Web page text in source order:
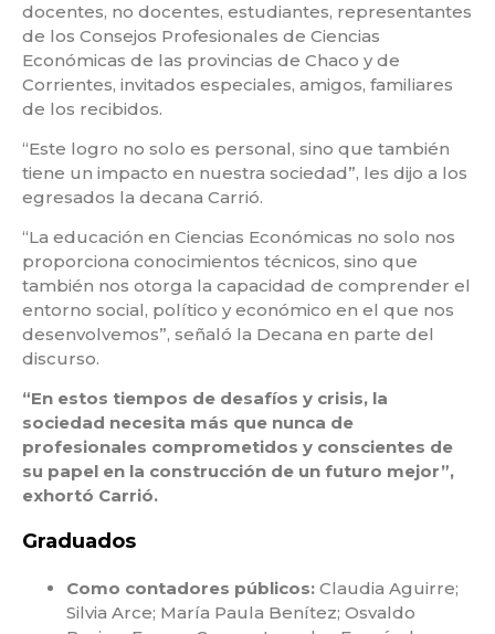
docentes, no docentes, estudiantes, representantes
de los Consejos Profesionales de Ciencias
Económicas de las provincias de Chaco y de
Corrientes, invitados especiales, amigos, familiares
de los recibidos.
“Este logro no solo es personal, sino que también
tiene un impacto en nuestra sociedad”, les dijo a los
egresados la decana Carrió.
“La educación en Ciencias Económicas no solo nos
proporciona conocimientos técnicos, sino que
también nos otorga la capacidad de comprender el
entorno social, político y económico en el que nos
desenvolvemos”, señaló la Decana en parte del
discurso.
“En estos tiempos de desafíos y crisis, la
sociedad necesita más que nunca de
profesionales comprometidos y conscientes de
su papel en la construcción de un futuro mejor”,
exhortó Carrió.
Graduados
Como contadores públicos: Claudia Aguirre;
Silvia Arce; María Paula Benítez; Osvaldo